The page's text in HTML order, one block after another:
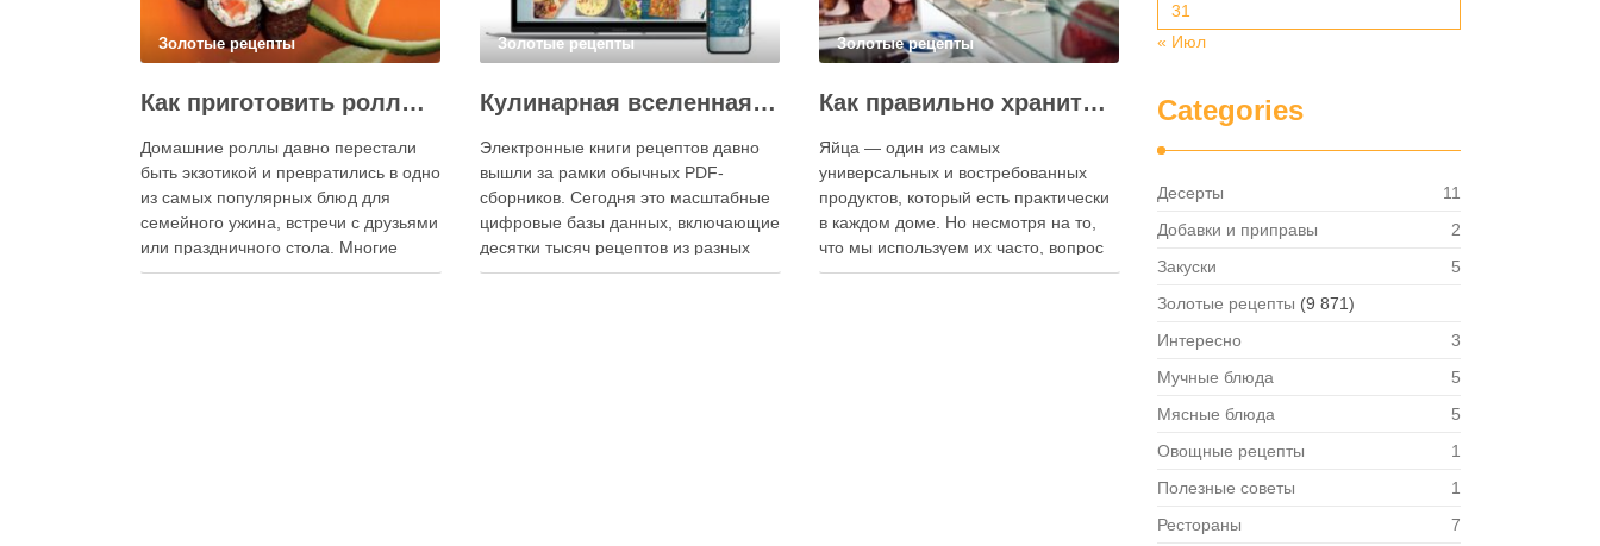
Золотые рецепты
Как приготовить роллы в домашних условиях?
Домашние роллы давно перестали
быть экзотикой и превратились в одно
из самых популярных блюд для
семейного ужина, встречи с друзьями
или праздничного стола. Многие
считают, что приготовление японских
Золотые рецепты
Кулинарная вселенная в цифре: топ-3 самых больших электронных книг рецептов
Электронные книги рецептов давно
вышли за рамки обычных PDF-
сборников. Сегодня это масштабные
цифровые базы данных, включающие
десятки тысяч рецептов из разных
стран мира, с подробными
Золотые рецепты
Как правильно хранить яйца: в холодильнике или на полке?
Яйца — один из самых
универсальных и востребованных
продуктов, который есть практически
в каждом доме. Но несмотря на то,
что мы используем их часто, вопрос
хранения остаётся актуальным: где
31
« Июл
Categories
Десерты
11
Добавки и приправы
2
Закуски
5
Золотые рецепты (9 871)
Интересно
3
Мучные блюда
5
Мясные блюда
5
Овощные рецепты
1
Полезные советы
1
Рестораны
7